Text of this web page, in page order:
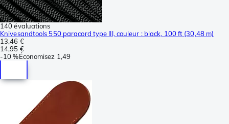
140 évaluations
Knivesandtools 550 paracord type III, couleur : black, 100 ft (30,48 m)
13,46 €
14,95 €
-10 %Économisez 1,49